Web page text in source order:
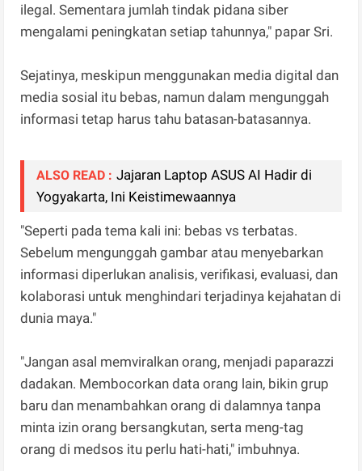
ilegal. Sementara jumlah tindak pidana siber
mengalami peningkatan setiap tahunnya," papar Sri.
Sejatinya, meskipun menggunakan media digital dan
media sosial itu bebas, namun dalam mengunggah
informasi tetap harus tahu batasan-batasannya.
ALSO READ : Jajaran Laptop ASUS AI Hadir di
Yogyakarta, Ini Keistimewaannya
"Seperti pada tema kali ini: bebas vs terbatas.
Sebelum mengunggah gambar atau menyebarkan
informasi diperlukan analisis, verifikasi, evaluasi, dan
kolaborasi untuk menghindari terjadinya kejahatan di
dunia maya."
"Jangan asal memviralkan orang, menjadi paparazzi
dadakan. Membocorkan data orang lain, bikin grup
baru dan menambahkan orang di dalamnya tanpa
minta izin orang bersangkutan, serta meng-tag
orang di medsos itu perlu hati-hati," imbuhnya.